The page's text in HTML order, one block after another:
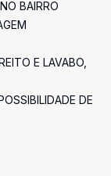
BAIRRO
E LAVABO,
DE